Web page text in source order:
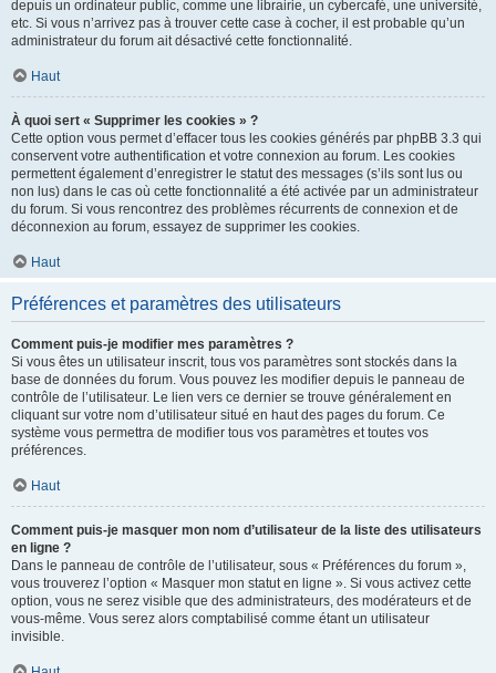
depuis un ordinateur public, comme une librairie, un cybercafé, une université,
etc. Si vous n’arrivez pas à trouver cette case à cocher, il est probable qu’un
administrateur du forum ait désactivé cette fonctionnalité.
Haut
À quoi sert « Supprimer les cookies » ?
Cette option vous permet d’effacer tous les cookies générés par phpBB 3.3 qui
conservent votre authentification et votre connexion au forum. Les cookies
permettent également d’enregistrer le statut des messages (s’ils sont lus ou
non lus) dans le cas où cette fonctionnalité a été activée par un administrateur
du forum. Si vous rencontrez des problèmes récurrents de connexion et de
déconnexion au forum, essayez de supprimer les cookies.
Haut
Préférences et paramètres des utilisateurs
Comment puis-je modifier mes paramètres ?
Si vous êtes un utilisateur inscrit, tous vos paramètres sont stockés dans la
base de données du forum. Vous pouvez les modifier depuis le panneau de
contrôle de l’utilisateur. Le lien vers ce dernier se trouve généralement en
cliquant sur votre nom d’utilisateur situé en haut des pages du forum. Ce
système vous permettra de modifier tous vos paramètres et toutes vos
préférences.
Haut
Comment puis-je masquer mon nom d’utilisateur de la liste des utilisateurs
en ligne ?
Dans le panneau de contrôle de l’utilisateur, sous « Préférences du forum »,
vous trouverez l’option « Masquer mon statut en ligne ». Si vous activez cette
option, vous ne serez visible que des administrateurs, des modérateurs et de
vous-même. Vous serez alors comptabilisé comme étant un utilisateur
invisible.